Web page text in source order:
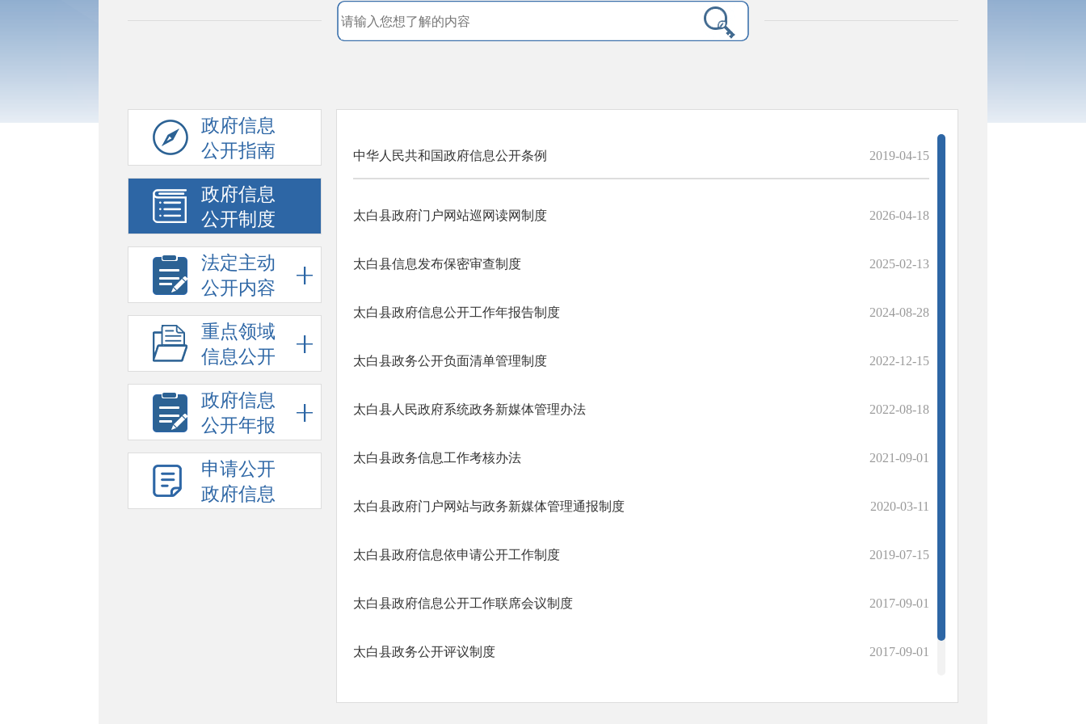
政府信息
公开指南
政府信息
公开制度
法定主动
公开内容
重点领域
信息公开
政府信息
公开年报
申请公开
政府信息
中华人民共和国政府信息公开条例 2019-04-15
太白县政府门户网站巡网读网制度 2026-04-18
太白县信息发布保密审查制度 2025-02-13
太白县政府信息公开工作年报告制度 2024-08-28
太白县政务公开负面清单管理制度 2022-12-15
太白县人民政府系统政务新媒体管理办法 2022-08-18
太白县政务信息工作考核办法 2021-09-01
太白县政府门户网站与政务新媒体管理通报制度 2020-03-11
太白县政府信息依申请公开工作制度 2019-07-15
太白县政府信息公开工作联席会议制度 2017-09-01
太白县政务公开评议制度 2017-09-01
太白县政府信息公开社会评议制度 2017-09-01